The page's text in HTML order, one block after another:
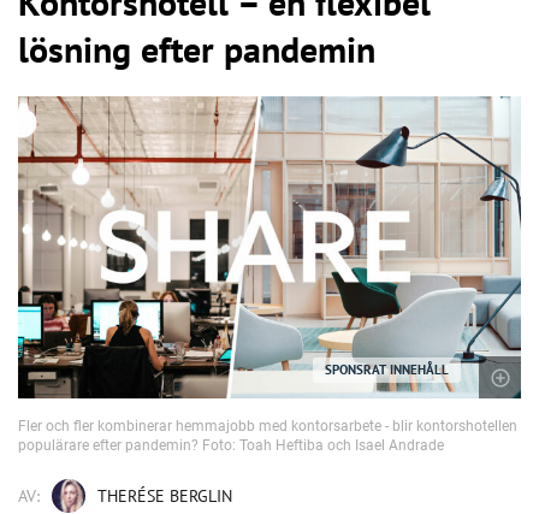
lösning efter pandemin
SPONSRAT INNEHÅLL
Fler och fler kombinerar hemmajobb med kontorsarbete - blir kontorshotellen
populärare efter pandemin? Foto: Toah Heftiba och Isael Andrade
AV: THERÉSE BERGLIN